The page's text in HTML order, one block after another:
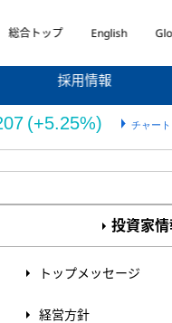
総合トップ English
採用情報
投資家情
トップメッセージ
経営方針